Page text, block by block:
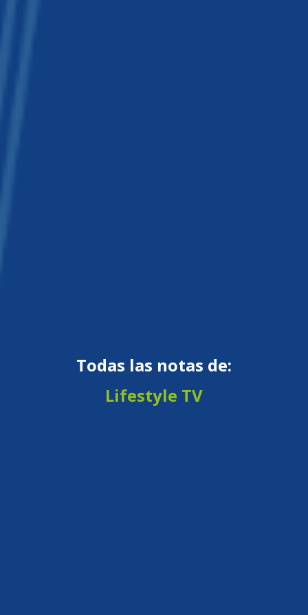
Todas las notas de:
Lifestyle TV